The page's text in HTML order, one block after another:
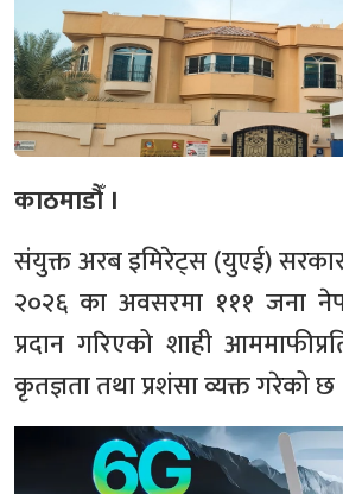
काठमाडौँ ।
संयुक्त अरब इमिरेट्स (युएई)
२०२६ का अवसरमा १११ जना
प्रदान गरिएको शाही
कृतज्ञता तथा प्रशंसा व्यक्त गरेको छ